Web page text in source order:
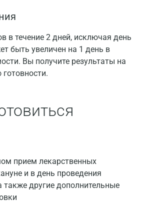
в течение 2 дней, исключая день
быть увеличен на 1 день в
Вы получите результаты на
готовности.
прием лекарственных
и в день проведения
также другие дополнительные